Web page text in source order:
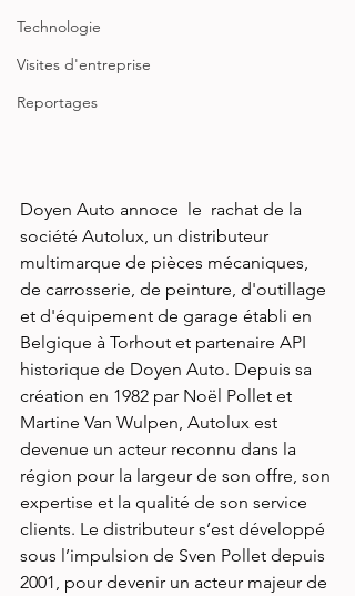
Technologie
Visites d'entreprise
Reportages
Doyen Auto annoce  le  rachat de la
société Autolux, un distributeur
multimarque de pièces mécaniques,
de carrosserie, de peinture, d'outillage
et d'équipement de garage établi en
Belgique à Torhout et partenaire API
historique de Doyen Auto. Depuis sa
création en 1982 par Noël Pollet et
Martine Van Wulpen, Autolux est
devenue un acteur reconnu dans la
région pour la largeur de son offre, son
expertise et la qualité de son service
clients. Le distributeur s’est développé
sous l’impulsion de Sven Pollet depuis
2001, pour devenir un acteur majeur de